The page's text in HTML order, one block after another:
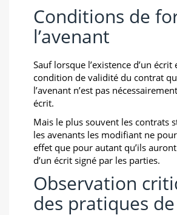
Conditions de
l’avenant
Sauf lorsque l’existence d’un écrit
condition de validité du contrat
l’avenant n’est pas
écrit.
Mais le plus souvent les contrats
les avenants les modifiant ne
effet que pour autant qu’ils
d’un écrit signé par les parties.
Observation
des pratiques de